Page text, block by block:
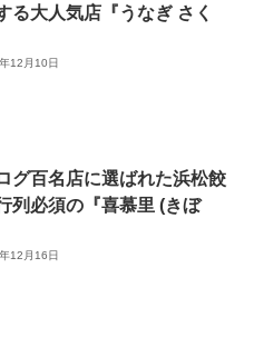
る大人気店『うなぎ さく
12月10日
グ百名店に選ばれた浜松餃
列必須の『喜慕里 (きぼ
12月16日